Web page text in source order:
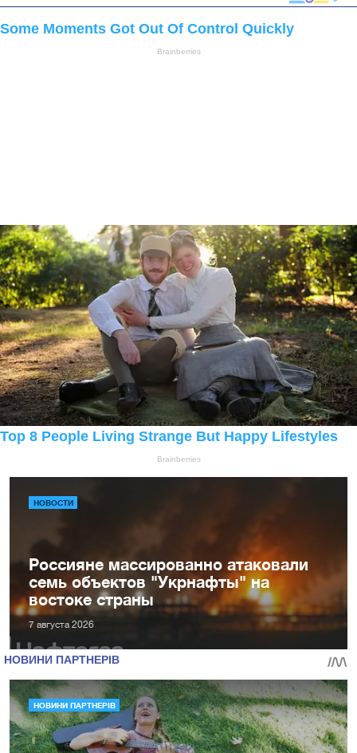
НОВОСТИ
Россияне массированно атаковали
семь объектов "Укрнафты" на
востоке страны
7 августа 2026